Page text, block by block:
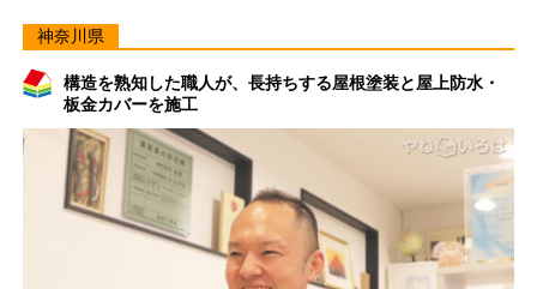
神奈川県
構造を熟知した職人が、長持ちする屋根塗装と屋上防水・
板金カバーを施工